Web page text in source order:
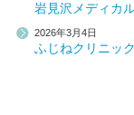
岩見沢メディカ
2026年3月4日
ふじねクリニッ